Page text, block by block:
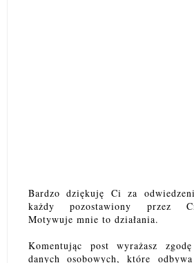
Bardzo dziękuję Ci za
każdy pozostawiony przez
Motywuje mnie to działania.
Komentując post wyrażasz
danych osobowych, które